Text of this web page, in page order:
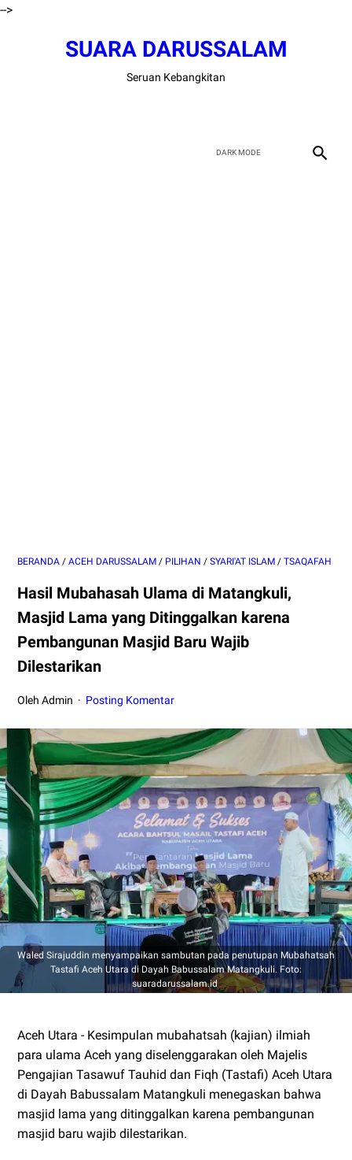
-->
SUARA DARUSSALAM
Seruan Kebangkitan
BERANDA / ACEH DARUSSALAM / PILIHAN / SYARI'AT ISLAM / TSAQAFAH
Hasil Mubahasah Ulama di Matangkuli,
Masjid Lama yang Ditinggalkan karena
Pembangunan Masjid Baru Wajib
Dilestarikan
Oleh Admin Posting Komentar
Waled Sirajuddin menyampaikan sambutan pada penutupan Mubahatsah
Tastafi Aceh Utara di Dayah Babussalam Matangkuli. Foto:
suaradarussalam.id
Aceh Utara - Kesimpulan mubahatsah (kajian) ilmiah
para ulama Aceh yang diselenggarakan oleh Majelis
Pengajian Tasawuf Tauhid dan Fiqh (Tastafi) Aceh Utara
di Dayah Babussalam Matangkuli menegaskan bahwa
masjid lama yang ditinggalkan karena pembangunan
masjid baru wajib dilestarikan.